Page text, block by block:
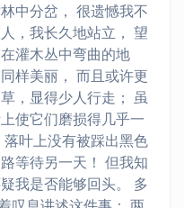
中分岔， 很遗憾我不
，我长久地站立， 望
灌木丛中弯曲的地
样美丽， 而且或许更
，显得少人行走； 虽
使它们磨损得几乎一
叶上没有被踩出黑色
等待另一天！ 但我知
我是否能够回头。 多